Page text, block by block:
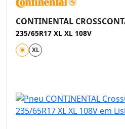
CONTINENTAL
235/65R17 XL XL 108V
XL